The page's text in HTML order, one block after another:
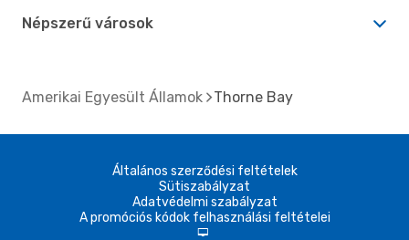
Népszerű városok
Amerikai Egyesült Államok Thorne Bay
Általános szerződési feltételek
Sütiszabályzat
Adatvédelmi szabályzat
A promóciós kódok felhasználási feltételei
d